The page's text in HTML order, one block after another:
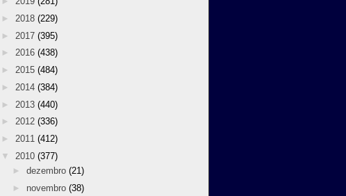
► 2018 (229)
► 2017 (395)
► 2016 (438)
► 2015 (484)
► 2014 (384)
► 2013 (440)
► 2012 (336)
► 2011 (412)
▼ 2010 (377)
► dezembro (21)
► novembro (38)